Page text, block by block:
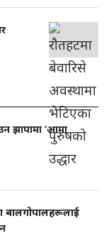
झापामा ‘आमा
बालगोपालहरूलाई